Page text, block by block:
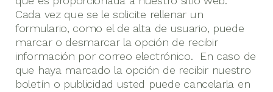
Cada vez que se le solicite rellenar un
formulario, como el de alta de usuario, puede
marcar o desmarcar la opción de recibir
información por correo electrónico. En caso de
que haya marcado la opción de recibir nuestro
boletín o publicidad usted puede cancelarla en